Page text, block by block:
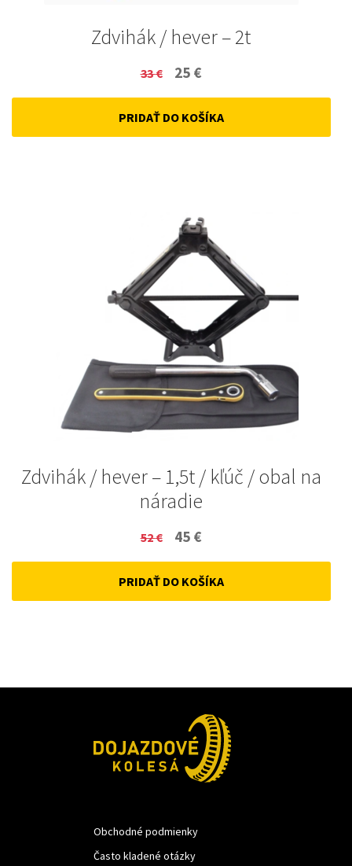
Zdvihák / hever – 2t
33€
Original
price
was:
25 €
price
is:
PRIDAŤ DO KOŠÍKA
Zdvihák / hever – 1,5t / kľúč / obal na
náradie
52€
Original
price
was:
45 €
price
is:
PRIDAŤ DO KOŠÍKA
Obchodné podmienky
Často kladené otázky